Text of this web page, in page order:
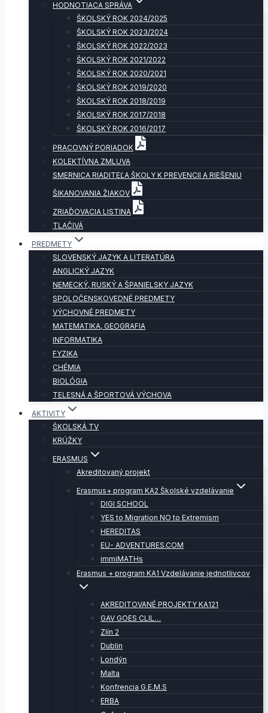
HODNOTIACA SPRÁVA
ŠKOLSKÝ ROK 2024/2025
ŠKOLSKÝ ROK 2023/2024
ŠKOLSKÝ ROK 2022/2023
ŠKOLSKÝ ROK 2021/2022
ŠKOLSKÝ ROK 2020/2021
ŠKOLSKÝ ROK 2019/2020
ŠKOLSKÝ ROK 2018/2019
ŠKOLSKÝ ROK 2017/2018
ŠKOLSKÝ ROK 2016/2017
PRACOVNÝ PORIADOK
KOLEKTÍVNA ZMLUVA
SMERNICA RIADITEĽA ŠKOLY K PREVENCII A RIEŠENIU
ŠIKANOVANIA ŽIAKOV
ZRIAĎOVACIA LISTINA
TLAČIVÁ
PREDMETY
SLOVENSKÝ JAZYK A LITERATÚRA
ANGLICKÝ JAZYK
NEMECKÝ, RUSKÝ A ŠPANIELSKY JAZYK
SPOLOČENSKOVEDNÉ PREDMETY
VÝCHOVNÉ PREDMETY
MATEMATIKA, GEOGRAFIA
INFORMATIKA
FYZIKA
CHÉMIA
BIOLÓGIA
TELESNÁ A ŠPORTOVÁ VÝCHOVA
AKTIVITY
ŠKOLSKÁ TV
KRÚŽKY
ERASMUS
Akreditovaný projekt
Erasmus+ program KA2 Školské vzdelávanie
DIGI SCHOOL
YES to Migration NO to Extremism
HEREDITAS
EU- ADVENTURES.COM
immiMATHs
Erasmus + program KA1 Vzdelávanie jednotlivcov
AKREDITOVANÉ PROJEKTY KA121
GAV GOES CLIL…
Zlín 2
Dublin
Londýn
Malta
Konfrencia G.E.M.S
ERBA